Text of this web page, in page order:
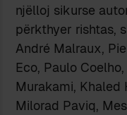
njëlloj sikurse
përkthyer rishtas,
André Malraux,
Eco, Paulo
Murakami, Khaled
Milorad Paviq,